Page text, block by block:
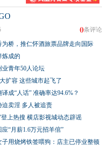
0条评论
桥，推仁怀酒旅票品牌走向国际
炼成的
青年50人论坛
扩容 这些城市起飞了
成“人话” 准确率达94.6%？
迫卖淫 多人被追责
上热搜 横店影视城动态辟谣
“月薪1.6万元招羊倌”
用烧烤铁签喂狗：店主已停业整顿